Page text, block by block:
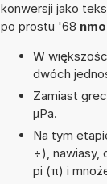
konwersji jako
po prostu '68
W
dwóch
Zamiast
µPa.
Na tym
÷), nawiasy,
pi (π) i